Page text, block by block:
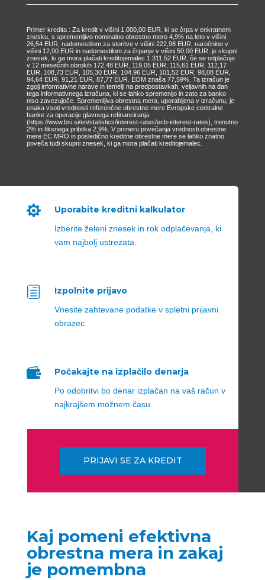
Primer kredita : Za kredit v višini 1.000,00 EUR, ki se črpa v enkratnem
znesku, s spremenljivo nominalno obrestno mero 4,9% na leto v višini
26,54 EUR, nadomestilom za storitve v višini 222,98 EUR, naročnino v
višini 12,00 EUR in nadomestilom za črpanje v višini 50,00 EUR, je skupni
znesek, ki ga mora plačati kreditojemalec 1.311,52 EUR, če se odplačuje
v 12 mesečnih obrokih 172,48 EUR, 119,05 EUR, 115,61 EUR, 112,17
EUR, 108,73 EUR, 105,30 EUR, 104,96 EUR, 101,52 EUR, 98,08 EUR,
94,64 EUR, 91,21 EUR, 87,77 EUR. EOM znaša 77,59%. Ta izračun je
zgolj informativne narave in temelji na predpostavkah, veljavnih na dan
tega informativnega izračuna, ki se lahko spremenijo in zato za banko
niso zavezujoče. Spremenljiva obrestna mera, uporabljena v izračunu, je
enaka vsoti vrednosti referenčne obrestne mere Evropske centralne
banke za operacije glavnega refinanciranja
(https://www.bsi.si/en/statistics/interest-rates/ecb-interest-rates), trenutno
2% in fiksnega pribitka 2,9%. V primeru povečanja vrednosti obrestne
mere EC MRO in posledično kreditne obrestne mere se lahko znatno
poveča tudi skupni znesek, ki ga mora plačati kreditojemalec.
 Uporabite kreditni kalkulator
Izberite želeni znesek in rok odplačevanja, ki
vam najbolj ustrezata.
h Izpolnite prijavo
Vnesite zahtevane podatke v spletni prijavni
obrazec.
 Počakajte na izplačilo denarja
Po odobritvi bo denar izplačan na vaš račun v
najkrajšem možnem času.
PRIJAVI SE ZA KREDIT
Kaj pomeni efektivna
obrestna mera in zakaj
je pomembna